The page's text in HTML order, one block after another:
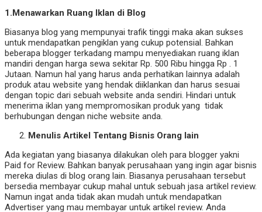
1.Menawarkan Ruang Iklan di Blog
Biasanya blog yang mempunyai trafik tinggi maka akan sukses
untuk mendapatkan pengiklan yang cukup potensial. Bahkan
beberapa blogger terkadang mampu menyediakan ruang iklan
mandiri dengan harga sewa sekitar Rp. 500 Ribu hingga Rp . 1
Jutaan. Namun hal yang harus anda perhatikan lainnya adalah
produk atau website yang hendak diiklankan dan harus sesuai
dengan topic dari sebuah website anda sendiri. Hindari untuk
menerima iklan yang mempromosikan produk yang tidak
berhubungan dengan niche website anda.
Menulis Artikel Tentang Bisnis Orang lain
Ada kegiatan yang biasanya dilakukan oleh para blogger yakni
Paid for Review. Bahkan banyak perusahaan yang ingin agar bisnis
mereka diulas di blog orang lain. Biasanya perusahaan tersebut
bersedia membayar cukup mahal untuk sebuah jasa artikel review.
Namun ingat anda tidak akan mudah untuk mendapatkan
Advertiser yang mau membayar untuk artikel review. Anda